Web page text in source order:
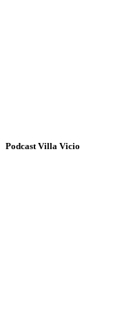
Podcast Villa Vicio